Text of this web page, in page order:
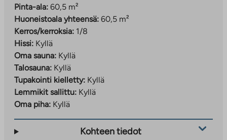
Pinta-ala: 60,5 m²
Huoneistoala yhteensä: 60,5 m²
Kerros/kerroksia: 1/8
Hissi: Kyllä
Oma sauna: Kyllä
Talosauna: Kyllä
Tupakointi kielletty: Kyllä
Lemmikit sallittu: Kyllä
Oma piha: Kyllä
Kohteen tiedot